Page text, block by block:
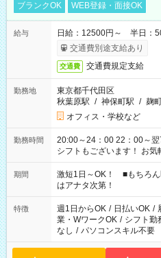
ブランクOK
WEB登録・面接OK
給与
日給：12500円～ 半日：
交通費別途支給あり
交通費 交通費規定支給
勤務地
東京都千代田区
秋葉原駅 / 神保町駅 / 麹
オフィス・学校など
勤務時間
20:00～24：00 22：00～翌
シフトもございます！ お気
期間
激短1日～OK！ ■もちろ
はアナタ次第！
特徴 週1日からOK / 日払いOK /
業・WワークOK / シフト勤
なし / パソコンスキル不要